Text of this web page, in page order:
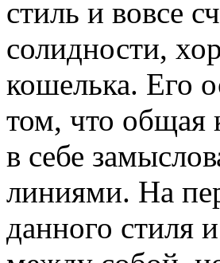
стиль и вовсе
солидности,
кошелька. Его
том, что общая
в себе
линиями. На
данного стиля